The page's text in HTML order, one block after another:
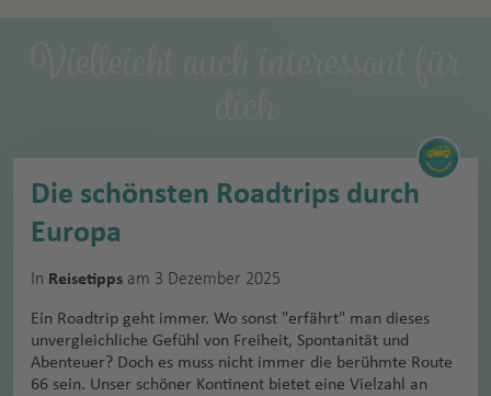
Die schönsten Roadtrips durch
Europa
In Reisetipps am 3 Dezember 2025
Ein Roadtrip geht immer. Wo sonst "erfährt" man dieses
unvergleichliche Gefühl von Freiheit, Spontanität und
Abenteuer? Doch es muss nicht immer die berühmte Route
66 sein. Unser schöner Kontinent bietet eine Vielzahl an